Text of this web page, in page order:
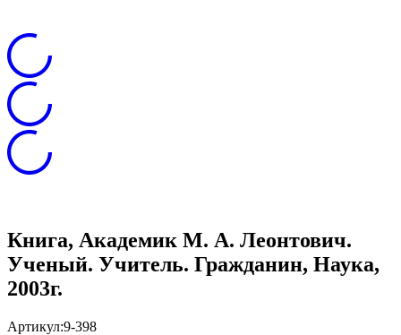
Книга, Академик М. А. Леонтович.
Ученый. Учитель. Гражданин, Наука,
2003г.
Артикул:9-398